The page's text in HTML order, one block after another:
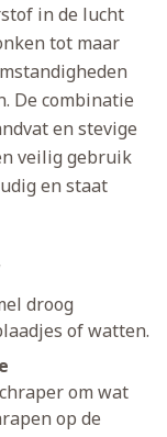
in de lucht
tot maar
De combinatie
en stevige
veilig gebruik
en staat
droog
of watten.
om wat
op de